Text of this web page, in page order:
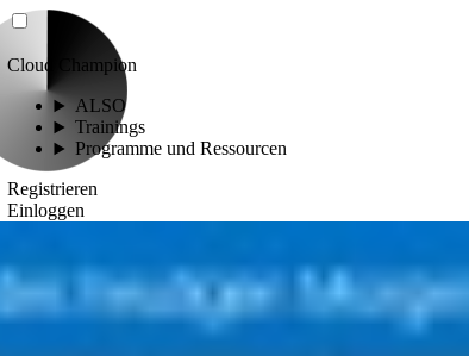
Cloud Champion
ALSO
Trainings
Programme und Ressourcen
Registrieren
Einloggen